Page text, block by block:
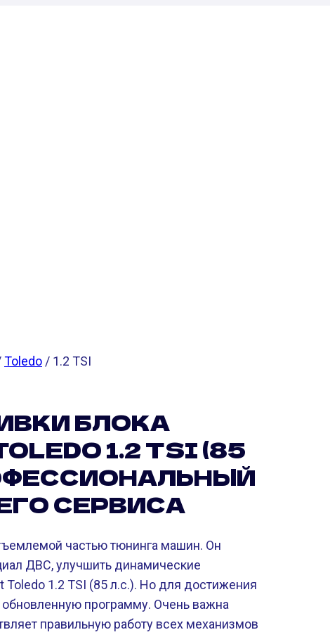
Toledo / 1.2 TSI
БЛОКА
1.2 TSI (85
СЕРВИСА
частью тюнинга машин. Он
ДВС, улучшить динамические
Toledo 1.2 TSI (85 л.с.). Но для достижения
обновленную программу. Очень важна
правильную работу всех механизмов